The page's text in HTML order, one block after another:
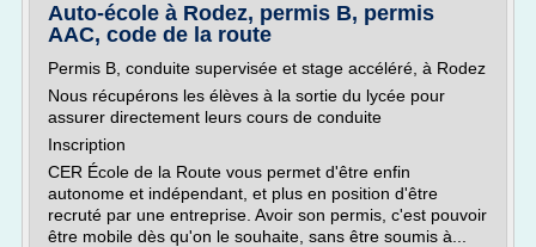
Auto-école à Rodez, permis B, permis
AAC, code de la route
Permis B, conduite supervisée et stage accéléré, à Rodez
Nous récupérons les élèves à la sortie du lycée pour
assurer directement leurs cours de conduite
Inscription
CER École de la Route vous permet d'être enfin
autonome et indépendant, et plus en position d'être
recruté par une entreprise. Avoir son permis, c'est pouvoir
être mobile dès qu'on le souhaite, sans être soumis à...